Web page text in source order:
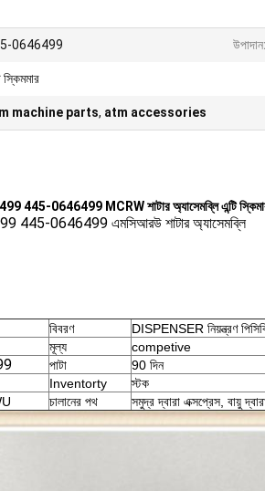
0646499 উপাদান:
স্কিমমার
machine parts, atm accessories
445-0646499 MCRW শাটার অ্যাসেমব্লি এন্টি
445-0646499 এমসিআরউ শাটার অ্যাসেমব্লি
বিবরণ
DISPENSER নিয়ন্ত্রণ
মূল্য
competive
পাটা
90 দিন
Inventorty
স্টক
চালানের পথ সমুদ্র দ্বারা এক্সপ্রেস, বায়ু